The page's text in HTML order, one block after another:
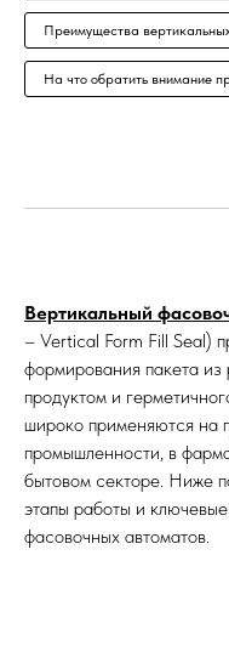
Преимущества
На что обратить внимание
Вертикальный
– Vertical Form Fill Seal)
формирования пакета из
продуктом и
широко применяются на
промышленности, в
бытовом секторе. Ниже
этапы работы и
фасовочных автоматов.